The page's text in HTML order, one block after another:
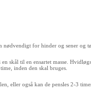
for hinder og sener og
skål til en ensartet masse.
inden den skal bruges.
eller også kan de pensles 2-3